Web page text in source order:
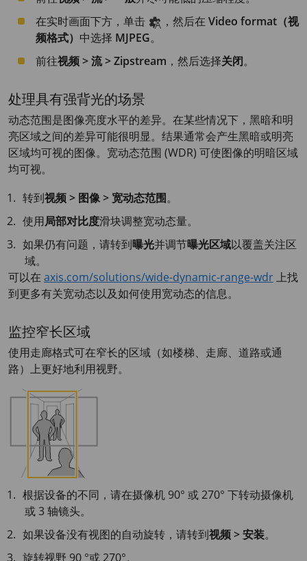
在实时画面下方，单击
，然后在 Video format（视
频格式） 中选择 MJPEG。
前往视频 > 流 > Zipstream ，然后选择关闭。
处理具有强背光的场景
动态范围是图像亮度水平的差异。在某些情况下，黑暗和明
亮区域之间的差异可能很明显。结果通常会产生黑暗或明亮
区域均可视的图像。宽动态范围 (WDR) 可使图像的明暗区域
均可视。
转到视频 > 图像 > 宽动态范围。
使用局部对比度滑块调整宽动态量。
如果仍有问题，请转到曝光并调节曝光区域以覆盖关注区
域。
可以在 axis.com/solutions/wide-dynamic-range-wdr上找
到更多有关宽动态以及如何使用宽动态的信息。
监控窄长区域
使用走廊格式可在窄长的区域（如楼梯、走廊、道路或通
路）上更好地利用视野。
根据设备的不同，请在摄像机 90° 或 270° 下转动摄像机
或 3 轴镜头。
如果设备没有视图的自动旋转，请转到视频 > 安装。
旋转视野 90 °或 270°。